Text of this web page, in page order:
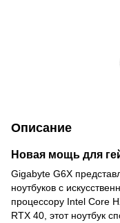
Описание
Новая мощь для
Gigabyte G6X
ноутбуков с
процессору Intel Core
RTX 40, этот ноутбук